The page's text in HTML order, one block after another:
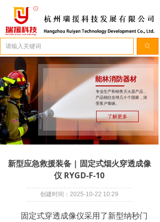
ꄠ
新型应急救援装备 | 固定式烟火穿透成像
仪 RYGD-F-10
固定式穿透成像仪采用了新型纳秒门
创建时间： 2025-10-22 10:29
了解更多
能林消防器材
专业生产和销售灭火器产品，
产品销往全球几十个国家，深
受客户青睐。